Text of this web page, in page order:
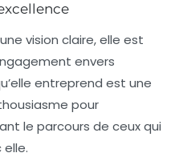
vision claire, elle est
envers
entreprend est une
pour
le parcours de ceux qui